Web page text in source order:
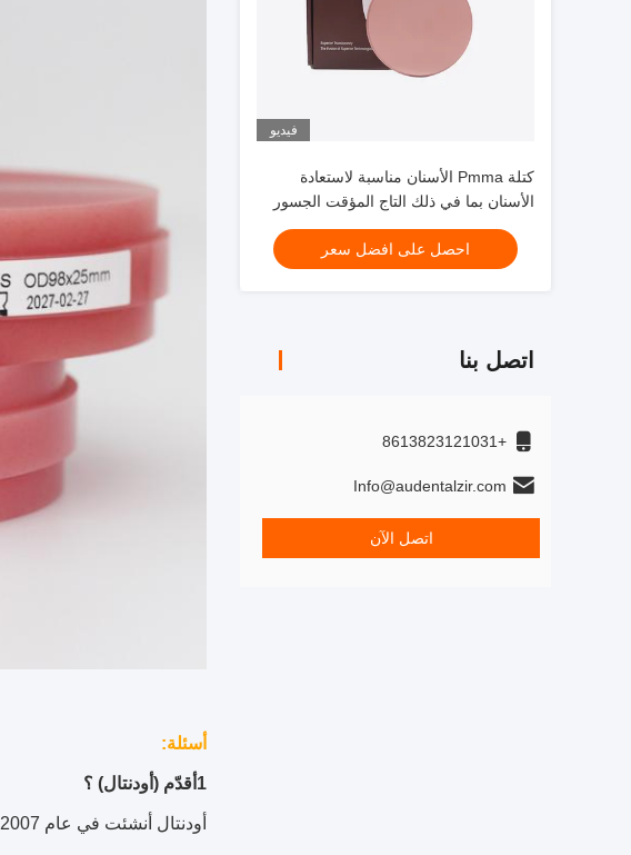
فيديو
كتلة Pmma الأسنان مناسبة لاستعادة
الأسنان بما في ذلك التاج المؤقت الجسور
والأعمدة ذات المواد القوية
احصل على افضل سعر
اتصل بنا
+8613823121031
Info@audentalzir.com
اتصل الآن
أسئلة:
1أقدّم (أودنتال) ؟